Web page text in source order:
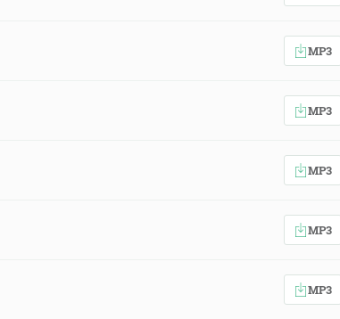
MP3
MP3
MP3
MP3
MP3